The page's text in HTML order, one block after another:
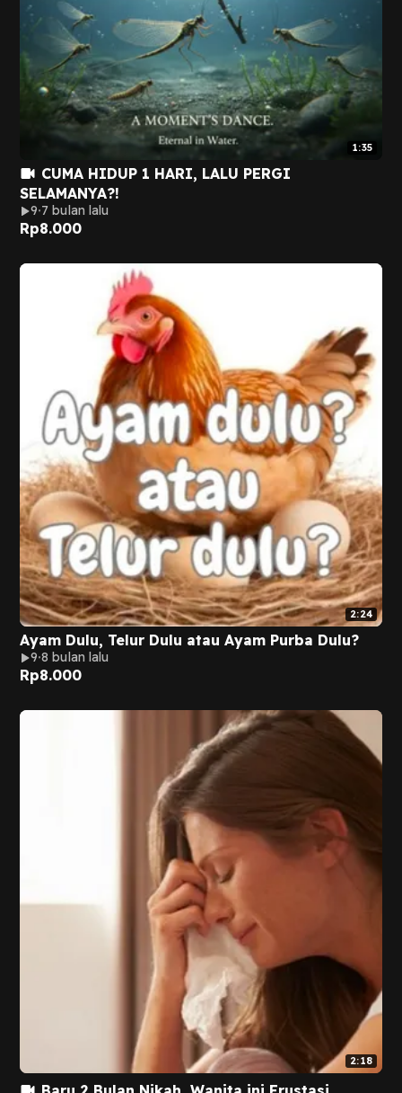
1:35
CUMA HIDUP 1 HARI, LALU PERGI
SELAMANYA?!
9 7 bulan lalu
Rp8.000
2:24
Ayam Dulu, Telur Dulu atau Ayam Purba Dulu?
9 8 bulan lalu
Rp8.000
2:18